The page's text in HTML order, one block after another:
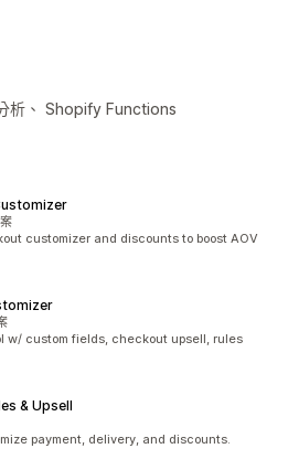
析、 Shopify Functions
customizer and discounts to boost AOV
w/ custom fields, checkout upsell, rules
& Upsell
payment, delivery, and discounts.